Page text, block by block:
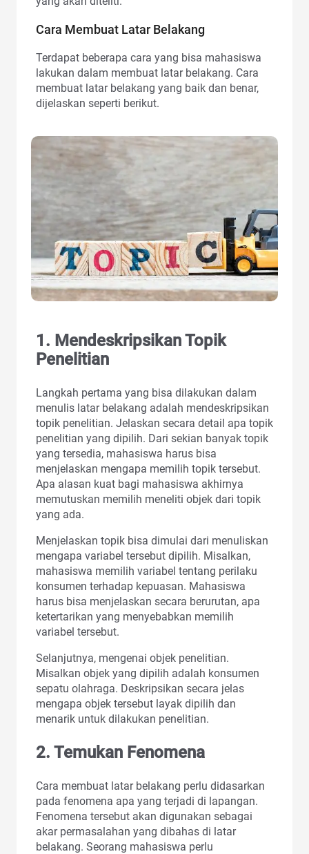
Cara Membuat Latar Belakang
Terdapat beberapa cara yang bisa mahasiswa
lakukan dalam membuat latar belakang. Cara
membuat latar belakang yang baik dan benar,
dijelaskan seperti berikut.
1. Mendeskripsikan Topik
Penelitian
Langkah pertama yang bisa dilakukan dalam
menulis latar belakang adalah mendeskripsikan
topik penelitian. Jelaskan secara detail apa topik
penelitian yang dipilih. Dari sekian banyak topik
yang tersedia, mahasiswa harus bisa
menjelaskan mengapa memilih topik tersebut.
Apa alasan kuat bagi mahasiswa akhirnya
memutuskan memilih meneliti objek dari topik
yang ada.
Menjelaskan topik bisa dimulai dari menuliskan
mengapa variabel tersebut dipilih. Misalkan,
mahasiswa memilih variabel tentang perilaku
konsumen terhadap kepuasan. Mahasiswa
harus bisa menjelaskan secara berurutan, apa
ketertarikan yang menyebabkan memilih
variabel tersebut.
Selanjutnya, mengenai objek penelitian.
Misalkan objek yang dipilih adalah konsumen
sepatu olahraga. Deskripsikan secara jelas
mengapa objek tersebut layak dipilih dan
menarik untuk dilakukan penelitian.
2. Temukan Fenomena
Cara membuat latar belakang perlu didasarkan
pada fenomena apa yang terjadi di lapangan.
Fenomena tersebut akan digunakan sebagai
akar permasalahan yang dibahas di latar
belakang. Seorang mahasiswa perlu